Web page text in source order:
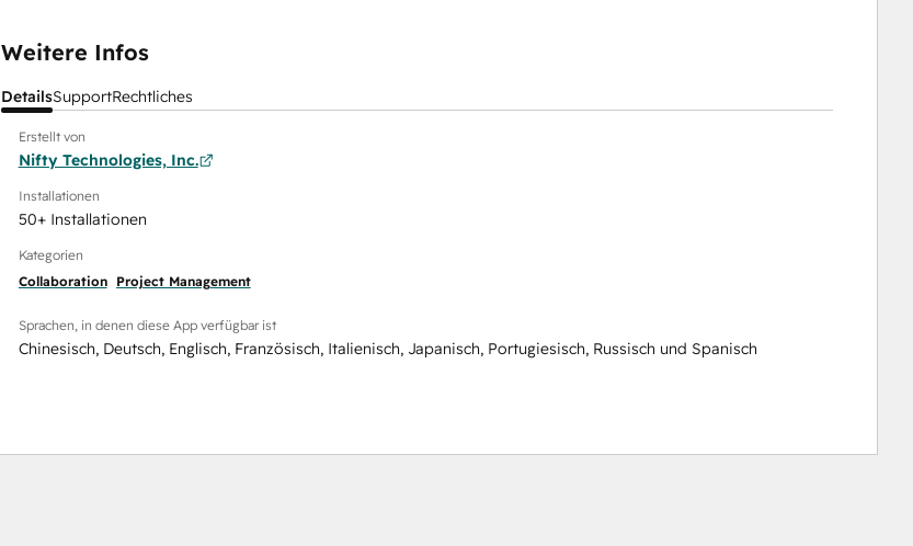
Weitere Infos
DetailsSupportRechtliches
Erstellt von
Nifty Technologies, Inc.
Installationen
50+ Installationen
Kategorien
Collaboration
Project Management
Sprachen, in denen diese App verfügbar ist
Chinesisch, Deutsch, Englisch, Französisch, Italienisch, Japanisch, Portugiesisch, Russisch und Spanisch